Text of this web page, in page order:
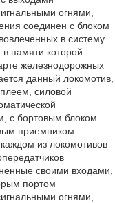
огнями,
соединен с блоком
в систему
памяти которой
железнодорожных
данный локомотив,
силовой
с бортовым блоком
приемником
из локомотивов
своими входами,
портом
огнями,